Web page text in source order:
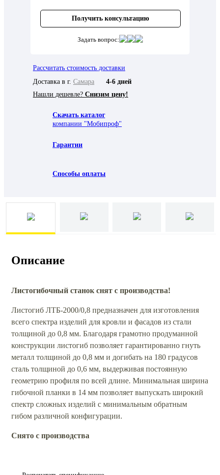
Получить консультацию
Задать вопрос:
Рассчитать стоимость доставки
Доставка в г. Самара
4-6 дней
Нашли дешевле? Снизим цену!
Скачать каталог
компании "Мобипроф"
Гарантии
Способы оплаты
Описание
Листогибочный станок снят с производства!
Листогиб ЛТБ-2000/0,8 предназначен для изготовления
всего спектра изделий для кровли и фасадов из стали
толщиной до 0,8 мм. Благодаря грамотно продуманной
конструкции листогиб позволяет гарантированно гнуть
металл толщиной до 0,8 мм и догибать на 180 градусов
сталь толщиной до 0,6 мм, выдерживая постоянную
геометрию профиля по всей длине. Минимальная ширина
гибочной планки в 14 мм позволяет выпускать широкий
спектр сложных изделий с минимальным обратным
гибом различной конфигурации.
Снято с производства